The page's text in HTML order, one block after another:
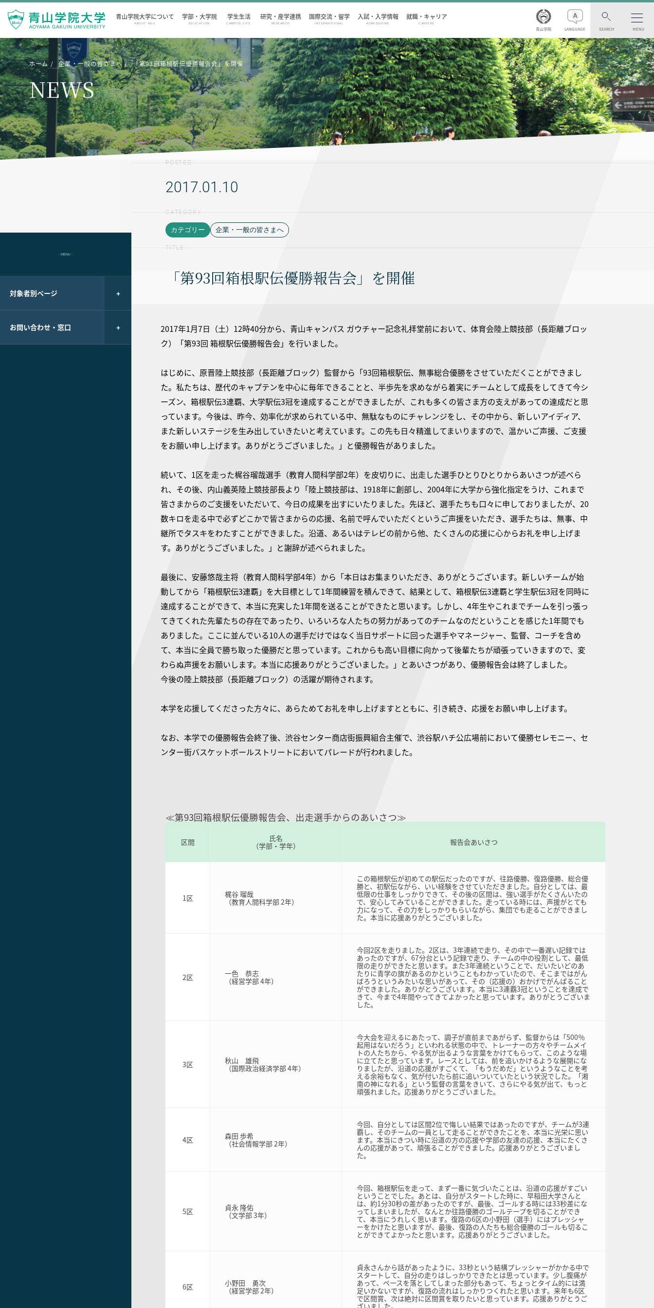
青山学院大学について
ABOUT AGU
学部・大学院
EDUCATION
学生生活
CAMPUS LIFE
研究・産学連携
RESEARCH
国際交流・留学
INTERNATIONAL
入試・入学情報
ADMISSIONS
就職・キャリア
CAREERS
青山学院 LANGUAGE SEARCH MENU
ホーム 企業・一般の皆さまへ 「第93回箱根駅伝優勝報告会」を開催
NEWS
- MENU -
対象者別ページ
お問い合わせ・窓口
POSTED
2017.01.10
CATEGORY
カテゴリー 企業・一般の皆さまへ
TITLE
「第93回箱根駅伝優勝報告会」を開催
2017年1月7日（土）12時40分から、青山キャンパス ガウチャー記念礼拝堂前において、体育会陸上競技部（長距離ブロッ
ク）「第93回 箱根駅伝優勝報告会」を行いました。
はじめに、原晋陸上競技部（長距離ブロック）監督から「93回箱根駅伝、無事総合優勝をさせていただくことができまし
た。私たちは、歴代のキャプテンを中心に毎年できることと、半歩先を求めながら着実にチームとして成長をしてきて今シ
ーズン、箱根駅伝3連覇、大学駅伝3冠を達成することができましたが、これも多くの皆さま方の支えがあっての達成だと思
っています。今後は、昨今、効率化が求められている中、無駄なものにチャレンジをし、その中から、新しいアイディア、
また新しいステージを生み出していきたいと考えています。この先も日々精進してまいりますので、温かいご声援、ご支援
をお願い申し上げます。ありがとうございました。」と優勝報告がありました。
続いて、1区を走った梶谷瑠哉選手（教育人間科学部2年）を皮切りに、出走した選手ひとりひとりからあいさつが述べら
れ、その後、内山義英陸上競技部長より「陸上競技部は、1918年に創部し、2004年に大学から強化指定をうけ、これまで
皆さまからのご支援をいただいて、今日の成果を出すにいたりました。先ほど、選手たちも口々に申しておりましたが、20
数キロを走る中で必ずどこかで皆さまからの応援、名前で呼んでいただくというご声援をいただき、選手たちは、無事、中
継所でタスキをわたすことができました。沿道、あるいはテレビの前から他、たくさんの応援に心からお礼を申し上げま
す。ありがとうございました。」と謝辞が述べられました。
最後に、安藤悠哉主将（教育人間科学部4年）から「本日はお集まりいただき、ありがとうございます。新しいチームが始
動してから「箱根駅伝3連覇」を大目標として1年間練習を積んできて、結果として、箱根駅伝3連覇と学生駅伝3冠を同時に
達成することができて、本当に充実した1年間を送ることができたと思います。しかし、4年生やこれまでチームを引っ張っ
てきてくれた先輩たちの存在であったり、いろいろな人たちの努力があってのチームなのだということを感じた1年間でも
ありました。ここに並んでいる10人の選手だけではなく当日サポートに回った選手やマネージャー、監督、コーチを含め
て、本当に全員で勝ち取った優勝だと思っています。これからも高い目標に向かって後輩たちが頑張っていきますので、変
わらぬ声援をお願いします。本当に応援ありがとうございました。」とあいさつがあり、優勝報告会は終了しました。
今後の陸上競技部（長距離ブロック）の活躍が期待されます。
本学を応援してくださった方々に、あらためてお礼を申し上げますとともに、引き続き、応援をお願い申し上げます。
なお、本学での優勝報告会終了後、渋谷センター商店街振興組合主催で、渋谷駅ハチ公広場前において優勝セレモニー、セ
ンター街バスケットボールストリートにおいてパレードが行われました。
≪第93回箱根駅伝優勝報告会、出走選手からのあいさつ≫
区間
氏名
（学部・学年）
報告会あいさつ
1区
梶谷 瑠哉
（教育人間科学部 2年）
この箱根駅伝が初めての駅伝だったのですが、往路優勝、復路優勝、総合優
勝と、初駅伝ながら、いい経験をさせていただきました。自分としては、最
低限の仕事をしっかりできて、その後の区間は、強い選手がたくさんいたの
で、安心してみていることができました。走っている時には、声援がとても
力になって、その力をしっかりもらいながら、集団でも走ることができまし
た。本当に応援ありがとうございました。
2区
一色 恭志
（経営学部 4年）
今回2区を走りました。2区は、3年連続で走り、その中で一番遅い記録では
あったのですが、67分台という記録で走り、チームの中の役割として、最低
限の走りができたと思います。また3年連続ということで、だいたいどのあ
たりに青学の旗があるのかということもわかっていたので、そこまではがん
ばろうというみたいな思いがあって、その（応援の）おかげでがんばること
ができました。ありがとうございます。本当に3連覇3冠ということを達成で
きて、今まで4年間やってきてよかったと思っています。ありがとうございま
した。
3区
秋山 雄飛
（国際政治経済学部 4年）
今大会を迎えるにあたって、調子が直前まであがらず、監督からは「500％
起用はないだろう」といわれる状態の中で、トレーナーの方々やチームメイ
トの人たちから、やる気が出るような言葉をかけてもらって、このような場
に立てたと思っています。レースとしては、前を追いかけるような展開にな
りましたが、沿道の応援がすごくて、「もうだめだ」というようなことを考
える余裕もなく、気が付いたら前に追いついていたという状況でした。「湘
南の神になれる」という監督の言葉をきいて、さらにやる気が出て、もっと
頑張れました。応援ありがとうございました。
4区
森田 歩希
（社会情報学部 2年）
今回、自分としては区間2位で悔しい結果ではあったのですが、チームが3連
覇し、そのチームの一員として走ることができたことを、本当に光栄に思い
ます。本当にきつい時に沿道の方の応援や学部の友達の応援、本当にたくさ
んの応援があって、頑張ることができました。応援ありがとうございまし
た。
5区
貞永 隆佑
（文学部 3年）
今回、箱根駅伝を走って、まず一番に気づいたことは、沿道の応援がすごい
ということでした。あとは、自分がスタートした時に、早稲田大学さんと
は、約1分30秒の差があったのですが、最後、ゴールする時には33秒差にな
ってしまいましたが、なんとか往路優勝のゴールテープを切ることができ
て、本当にうれしく思います。復路の6区の小野田（選手）にはプレッシャ
ーをかけたと思いますが、最後、復路の人たちも総合優勝のゴールも切るこ
とができてよかったと思います。応援ありがとうございました。
6区
小野田 勇次
（経営学部 2年）
貞永さんから話があったように、33秒という結構プレッシャーがかかる中で
スタートして、自分の走りはしっかりできたとは思っています。少し腹痛が
あって、ペースを落としてしまった部分もあって、ちょっとタイム的には満
足いかないですが、復路の流れはしっかりつくれたと思います。来年も6区
で区間賞、次は絶対に区間賞を取りたいと思っています。応援ありがとうご
ざいました。